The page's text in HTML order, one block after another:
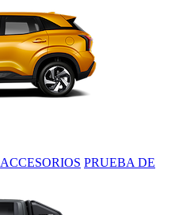
ACCESORIOS PRUEBA DE